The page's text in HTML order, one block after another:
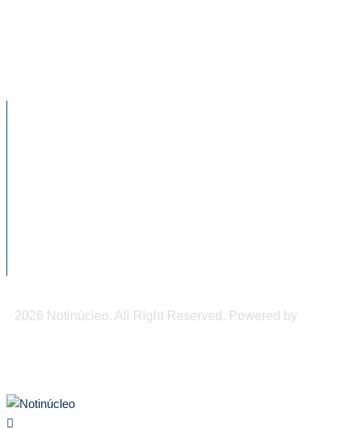
2026 Notinúcleo. All Right Reserved. Powered by